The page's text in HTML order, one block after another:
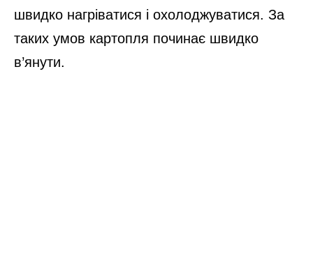
швидко нагріватися і охолоджуватися. За
таких умов картопля починає швидко
в’янути.